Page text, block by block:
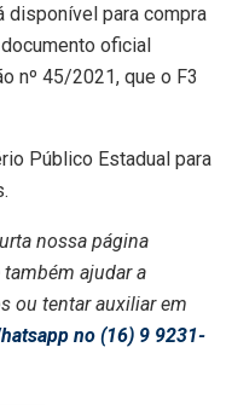
disponível para compra
oficial
nº 45/2021, que o F3
Público Estadual para
nossa página
também ajudar a
ou tentar auxiliar em
no (16) 9 9231-